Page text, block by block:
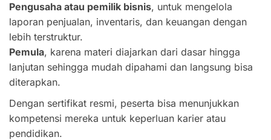
Pengusaha atau pemilik bisnis, untuk mengelola
laporan penjualan, inventaris, dan keuangan dengan
lebih terstruktur.
Pemula, karena materi diajarkan dari dasar hingga
lanjutan sehingga mudah dipahami dan langsung bisa
diterapkan.
Dengan sertifikat resmi, peserta bisa menunjukkan
kompetensi mereka untuk keperluan karier atau
pendidikan.